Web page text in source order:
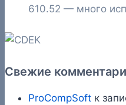
610.52 — много
Свежие
ProCompSoft к